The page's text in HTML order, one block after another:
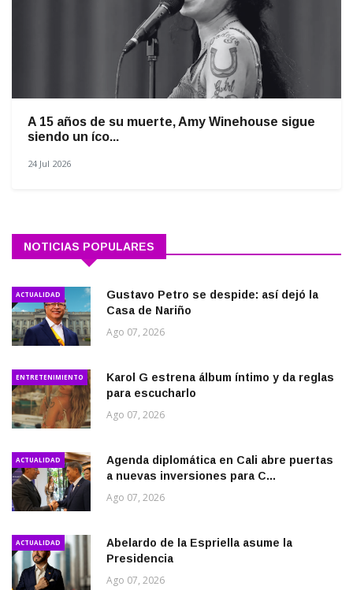
A 15 años de su muerte, Amy Winehouse sigue
siendo un íco...
24 Jul 2026
NOTICIAS POPULARES
ACTUALIDAD
Gustavo Petro se despide: así dejó la
Casa de Nariño
Ago 07, 2026
ENTRETENIMIENTO
Karol G estrena álbum íntimo y da reglas
para escucharlo
Ago 07, 2026
ACTUALIDAD
Agenda diplomática en Cali abre puertas
a nuevas inversiones para C...
Ago 07, 2026
ACTUALIDAD
Abelardo de la Espriella asume la
Presidencia
Ago 07, 2026